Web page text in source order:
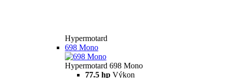
Hypermotard
698 Mono
Hypermotard 698 Mono
77.5 hp Výkon